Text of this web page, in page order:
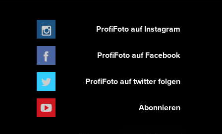
ProfiFoto auf Instagram
ProfiFoto auf Facebook
ProfiFoto auf twitter folgen
Abonnieren